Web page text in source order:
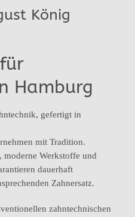
König
Hamburg
gefertigt in
mit Tradition.
moderne Werkstoffe und
dauerhaft
Zahnersatz.
zahntechnischen